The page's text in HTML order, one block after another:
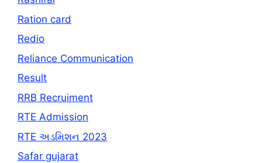
Ration card
Redio
Reliance Communication
Result
RRB Recruiment
RTE Admission
RTE અડમિશન 2023
Safar gujarat